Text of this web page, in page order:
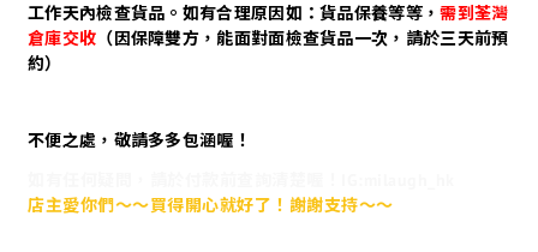
工作天內檢查貨品。如有合理原因如：貨品保養等等，需到荃灣
倉庫交收 （因保障雙方，能面對面檢查貨品一次，請於三天前預
約）
不便之處，敬請多多包涵喔！
店主愛你們～～買得開心就好了！謝謝支持～～